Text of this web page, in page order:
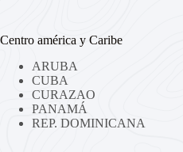
Centro américa y Caribe
ARUBA
CUBA
CURAZAO
PANAMÁ
REP. DOMINICANA